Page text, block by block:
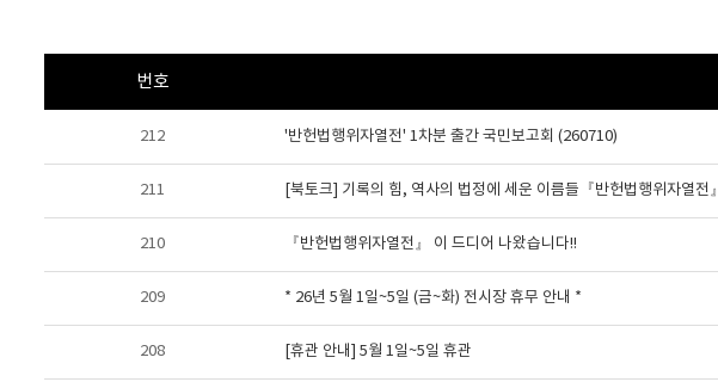
번호
212 '반헌법행위자열전' 1차분 출간 국민보고회 (260710)
211 [북토크] 기록의 힘, 역사의 법정에 세운 이름들『반헌법행위자열전』
210 『반헌법행위자열전』 이 드디어 나왔습니다!!
209 * 26년 5월 1일~5일 (금~화) 전시장 휴무 안내 *
208 [휴관 안내] 5월 1일~5일 휴관